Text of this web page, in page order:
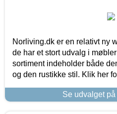
Norliving.dk er en relativt ny
de har et stort udvalg i
sortiment indeholder både
og den rustikke stil. Klik her
Se udvalget